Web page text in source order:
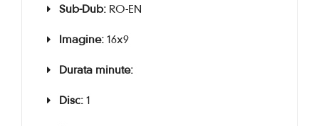
Sub-Dub: RO-EN
Imagine: 16x9
Durata minute:
Disc: 1